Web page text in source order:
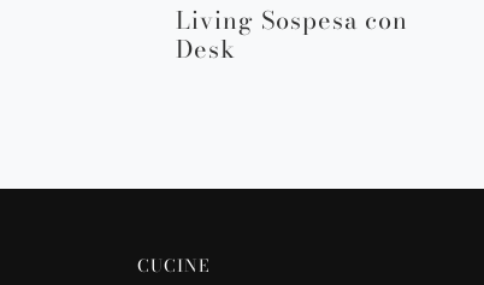
Living Sospesa con
Desk
CUCINE